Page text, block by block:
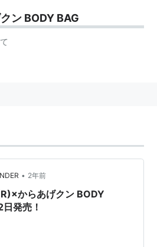
ン BODY BAG
• 2年前
からあげクン BODY
発売！